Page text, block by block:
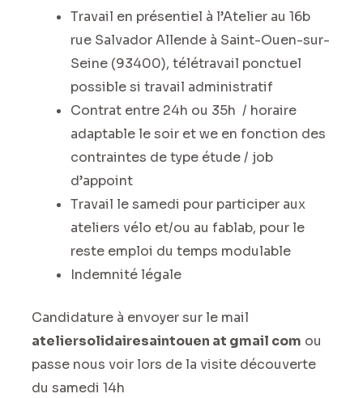
Travail en présentiel à l’Atelier au 16b
rue Salvador Allende à Saint-Ouen-sur-
Seine (93400), télétravail ponctuel
possible si travail administratif
Contrat entre 24h ou 35h / horaire
adaptable le soir et we en fonction des
contraintes de type étude / job
d’appoint
Travail le samedi pour participer aux
ateliers vélo et/ou au fablab, pour le
reste emploi du temps modulable
Indemnité légale
Candidature à envoyer sur le mail
ateliersolidairesaintouen at gmail com ou
passe nous voir lors de la visite découverte
du samedi 14h